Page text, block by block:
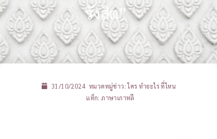
รังสิต”
31/10/2024 หมวดหมู่ข่าว:ใคร ทำอะไร ที่ไหน
แท็ก: ภาษาเกาหลี